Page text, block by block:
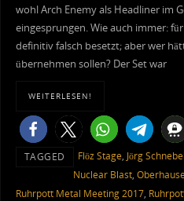
wohl Arch Enemy als Headliner im
eingesprungen. Wie auch immer:
definitiv falsch besetzt; aber wer
übernehmen sollen? Der Set war
WEITERLESEN!
TAGGED Flöz Stage, Jörg
Nuclear Blast,
Ruhrpott Metal Meeting 2017,